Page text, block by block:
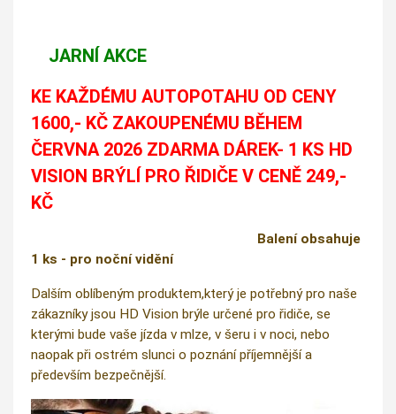
JARNÍ AKCE
KE KAŽDÉMU AUTOPOTAHU OD CENY
1600,- KČ ZAKOUPENÉMU BĚHEM
ČERVNA 2026 ZDARMA DÁREK- 1 KS HD
VISION BRÝLÍ PRO ŘIDIČE V CENĚ 249,-
KČ
Balení obsahuje
1 ks - pro noční vidění
Dalším oblíbeným produktem,který je potřebný pro naše
zákazníky jsou HD Vision brýle určené pro řidiče, se
kterými bude vaše jízda v mlze, v šeru i v noci, nebo
naopak při ostrém slunci o poznání příjemnější a
především bezpečnější.